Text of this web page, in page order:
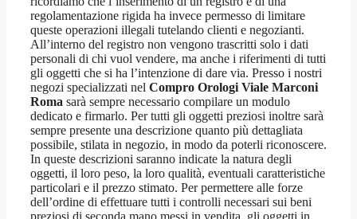
regolamentazione rigida ha invece permesso di limitare
queste operazioni illegali tutelando clienti e negozianti.
All’interno del registro non vengono trascritti solo i dati
personali di chi vuol vendere, ma anche i riferimenti di tutti
gli oggetti che si ha l’intenzione di dare via. Presso i nostri
negozi specializzati nel Compro Orologi Viale Marconi
Roma sarà sempre necessario compilare un modulo
dedicato e firmarlo. Per tutti gli oggetti preziosi inoltre sarà
sempre presente una descrizione quanto più dettagliata
possibile, stilata in negozio, in modo da poterli riconoscere.
In queste descrizioni saranno indicate la natura degli
oggetti, il loro peso, la loro qualità, eventuali caratteristiche
particolari e il prezzo stimato. Per permettere alle forze
dell’ordine di effettuare tutti i controlli necessari sui beni